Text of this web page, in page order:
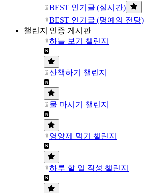
BEST 인기글 (실시간)
BEST 인기글 (명예의 전당)
챌린지 인증 게시판
하늘 보기 챌린지
산책하기 챌린지
물 마시기 챌린지
영양제 먹기 챌린지
하루 할 일 작성 챌린지